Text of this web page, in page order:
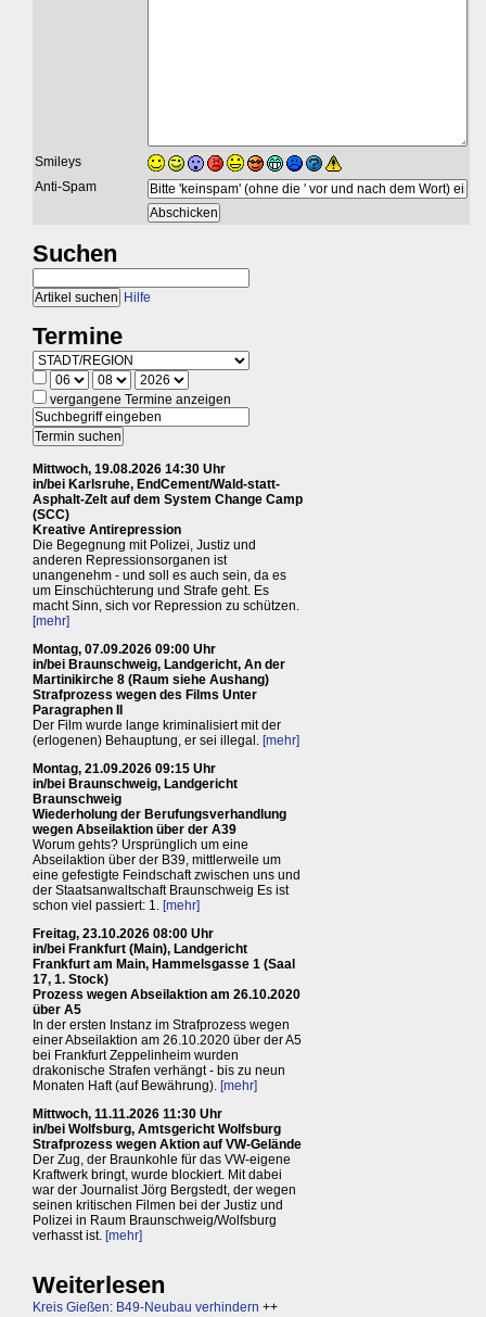
Smileys
Anti-Spam
Suchen
Hilfe
Termine
vergangene Termine anzeigen
Mittwoch, 19.08.2026 14:30 Uhr
in/bei Karlsruhe, EndCement/Wald-statt-
Asphalt-Zelt auf dem System Change Camp
(SCC)
Kreative Antirepression
Die Begegnung mit Polizei, Justiz und
anderen Repressionsorganen ist
unangenehm - und soll es auch sein, da es
um Einschüchterung und Strafe geht. Es
macht Sinn, sich vor Repression zu schützen.
[mehr]
Montag, 07.09.2026 09:00 Uhr
in/bei Braunschweig, Landgericht, An der
Martinikirche 8 (Raum siehe Aushang)
Strafprozess wegen des Films Unter
Paragraphen II
Der Film wurde lange kriminalisiert mit der
(erlogenen) Behauptung, er sei illegal. [mehr]
Montag, 21.09.2026 09:15 Uhr
in/bei Braunschweig, Landgericht
Braunschweig
Wiederholung der Berufungsverhandlung
wegen Abseilaktion über der A39
Worum gehts? Ursprünglich um eine
Abseilaktion über der B39, mittlerweile um
eine gefestigte Feindschaft zwischen uns und
der Staatsanwaltschaft Braunschweig Es ist
schon viel passiert: 1. [mehr]
Freitag, 23.10.2026 08:00 Uhr
in/bei Frankfurt (Main), Landgericht
Frankfurt am Main, Hammelsgasse 1 (Saal
17, 1. Stock)
Prozess wegen Abseilaktion am 26.10.2020
über A5
In der ersten Instanz im Strafprozess wegen
einer Abseilaktion am 26.10.2020 über der A5
bei Frankfurt Zeppelinheim wurden
drakonische Strafen verhängt - bis zu neun
Monaten Haft (auf Bewährung). [mehr]
Mittwoch, 11.11.2026 11:30 Uhr
in/bei Wolfsburg, Amtsgericht Wolfsburg
Strafprozess wegen Aktion auf VW-Gelände
Der Zug, der Braunkohle für das VW-eigene
Kraftwerk bringt, wurde blockiert. Mit dabei
war der Journalist Jörg Bergstedt, der wegen
seinen kritischen Filmen bei der Justiz und
Polizei in Raum Braunschweig/Wolfsburg
verhasst ist. [mehr]
Weiterlesen
Kreis Gießen: B49-Neubau verhindern ++